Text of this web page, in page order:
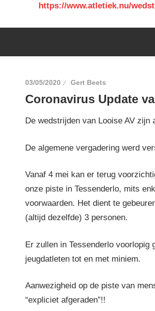
https://www.atletiek.nu/
03/05/2020 Gert Beets
Coronavirus Update
De wedstrijden van Looise AV zijn
De algemene vergadering werd
Vanaf 4 mei kan er terug
onze piste in Tessenderlo, mits
voorwaarden. Het dient te
(altijd dezelfde) 3 personen.
Er zullen in Tessenderlo voorlopig
jeugdatleten tot en met miniem.
Aanwezigheid op de piste van
“expliciet afgeraden”!!